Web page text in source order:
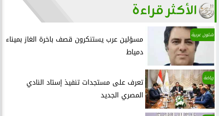
الأكثر قراءة
شئون عربية
مسؤلين عرب يستنكرون قصف باخرة الغاز بميناء
دمياط
رياضة
تعرف على مستجدات تنفيذ إستاد النادي
المصري الجديد